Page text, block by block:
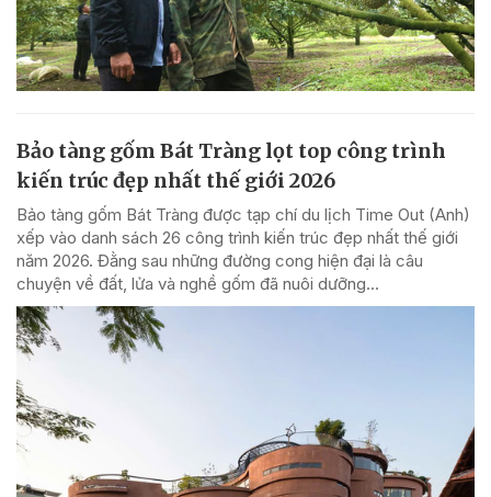
Bảo tàng gốm Bát Tràng lọt top công trình
kiến trúc đẹp nhất thế giới 2026
Bảo tàng gốm Bát Tràng được tạp chí du lịch Time Out (Anh)
xếp vào danh sách 26 công trình kiến trúc đẹp nhất thế giới
năm 2026. Đằng sau những đường cong hiện đại là câu
chuyện về đất, lửa và nghề gốm đã nuôi dưỡng...